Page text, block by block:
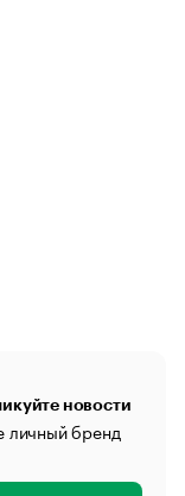
новости
личный бренд